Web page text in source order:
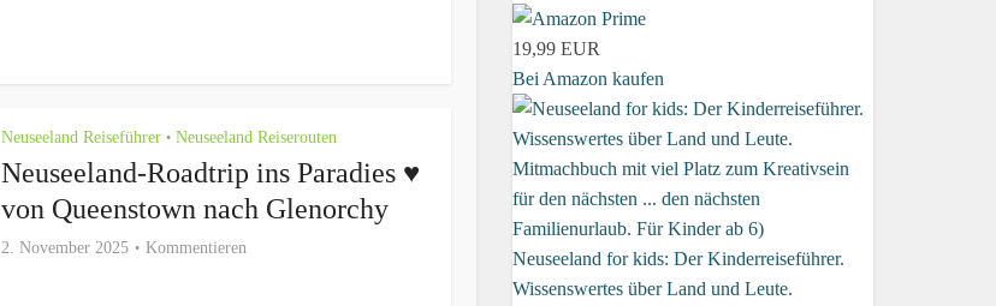
Neuseeland Reiseführer • Neuseeland Reiserouten
Neuseeland-Roadtrip ins Paradies ♥
von Queenstown nach Glenorchy
2. November 2025 Kommentieren
19,99 EUR
Bei Amazon kaufen
Neuseeland for kids: Der Kinderreiseführer.
Wissenswertes über Land und Leute.